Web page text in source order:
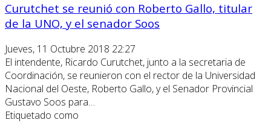
Curutchet se reunió con Roberto Gallo, titular
de la UNO, y el senador Soos
Jueves, 11 Octubre 2018 22:27
El intendente, Ricardo Curutchet, junto a la secretaria de
Coordinación, se reunieron con el rector de la Universidad
Nacional del Oeste, Roberto Gallo, y el Senador Provincial
Gustavo Soos para…
Etiquetado como